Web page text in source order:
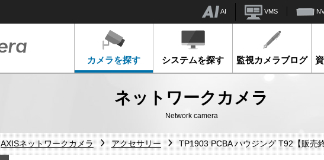
AI VMS
カメラを探す システムを探す 監視カメラブログ
ネットワークカメラ
Network camera
AXISネットワークカメラ アクセサリー TP1903 PCBA ハウジング T92【販売